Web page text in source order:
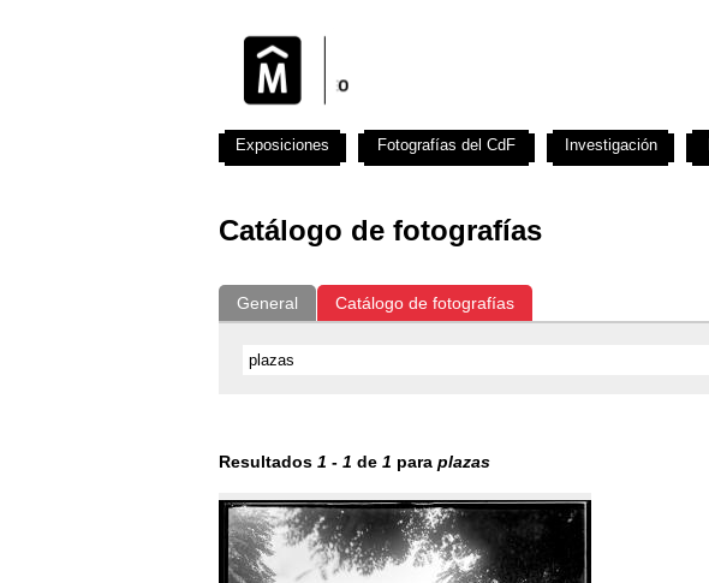
Catálogo de fotografías
General Catálogo de fotografías
Resultados 1 - 1 de 1 para plazas
Exposiciones Fotografías del CdF Investigación